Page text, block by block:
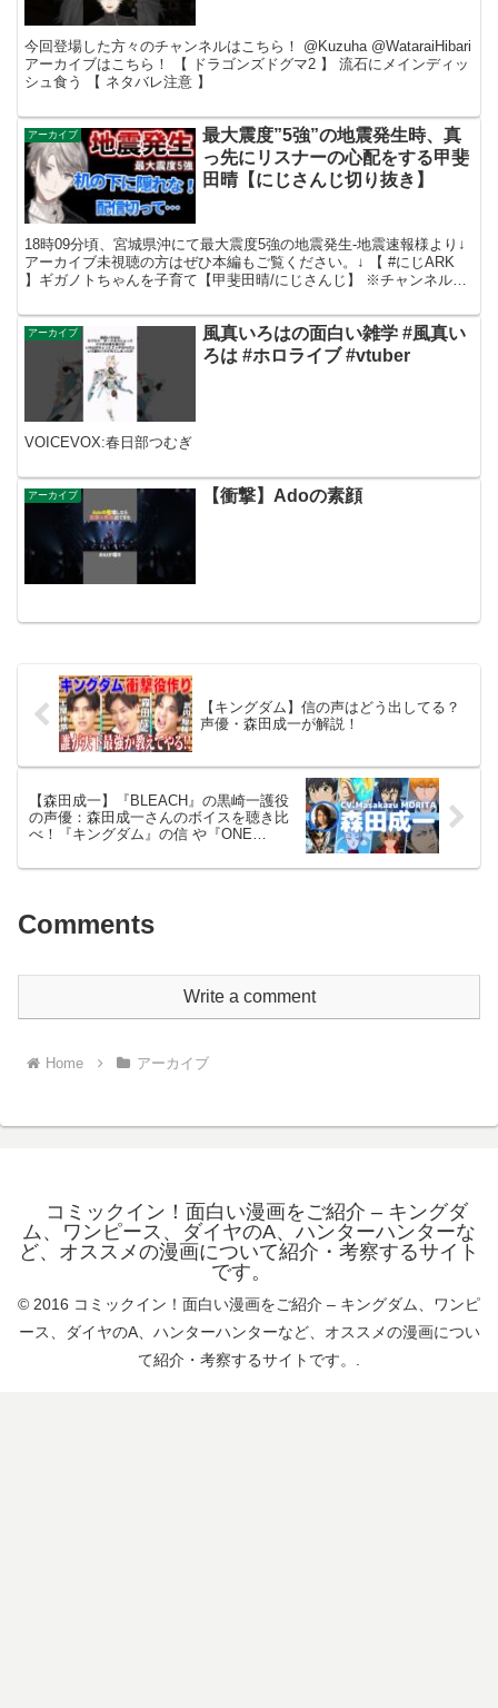
今回登場した方々のチャンネルはこちら！ @Kuzuha @WataraiHibari
アーカイブはこちら！ 【 ドラゴンズドグマ2 】 流石にメインディッ
シュ食う 【 ネタバレ注意 】
アーカイブ
最大震度”5強”の地震発生時、真
っ先にリスナーの心配をする甲斐
田晴【にじさんじ切り抜き】
18時09分頃、宮城県沖にて最大震度5強の地震発生-地震速報様より↓
アーカイブ未視聴の方はぜひ本編もご覧ください。↓ 【 #にじARK​
】ギガノトちゃんを子育て【甲斐田晴/にじさんじ】 ※チャンネル登
アーカイブ
風真いろはの面白い雑学 #風真い
ろは #ホロライブ #vtuber
VOICEVOX:春日部つむぎ
アーカイブ 【衝撃】Adoの素顔
【キングダム】信の声はどう出してる？
声優・森田成一が解説！
【森田成一】『BLEACH』の黒崎一護役
の声優：森田成一さんのボイスを聴き比
べ！『キングダム』の信 や『ONE
う【名言・セリフ】
Comments
Write a comment
Home アーカイブ
コミックイン！面白い漫画をご紹介 – キングダ
ム、ワンピース、ダイヤのA、ハンターハンターな
ど、オススメの漫画について紹介・考察するサイト
です。
© 2016 コミックイン！面白い漫画をご紹介 – キングダム、ワンピ
ース、ダイヤのA、ハンターハンターなど、オススメの漫画につい
て紹介・考察するサイトです。.